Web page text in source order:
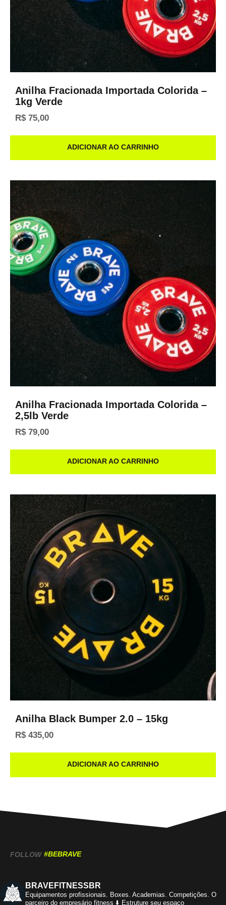
Anilha Fracionada Importada Colorida –
1kg Verde
R$75,00
ADICIONAR AO CARRINHO
Anilha Fracionada Importada Colorida –
2,5lb Verde
R$79,00
ADICIONAR AO CARRINHO
Anilha Black Bumper 2.0 – 15kg
R$435,00
ADICIONAR AO CARRINHO
FOLLOW #BEBRAVE
BRAVEFITNESSBR
Equipamentos profissionais. Boxes. Academias. Competições. O
parceiro do empresário fitness ⬇️ Estruture seu espaço